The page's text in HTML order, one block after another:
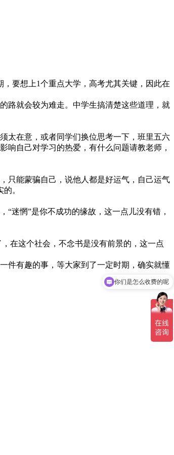
要想上1个重点大学，高考尤其关键，因此在
就会较为难走。中学生搞清楚这些道理，就
在意，或者同学们换位思考一下，班里五六
响自己对学习的热爱，有什么问题请教老师，
能蒙骗自己，说他人都是好运气，自己运气
。
迷惘”是你不成功的缘故，这一点儿没有错，
在这个社会，不念书是没有前景的，这一点
有趣的事，等大家到了一定时期，确实就懂
你们是怎么收费的呢